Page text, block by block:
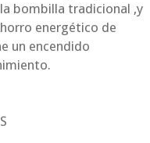
bombilla tradicional ,y
energético de
un encendido